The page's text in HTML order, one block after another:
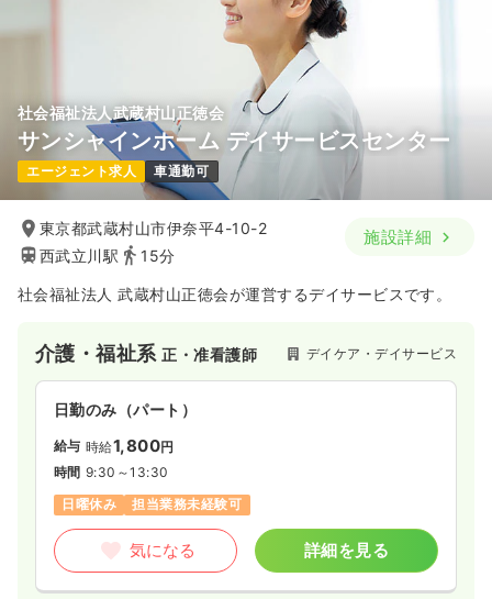
社会福祉法人武蔵村山正徳会
サンシャインホーム デイサービスセンター
エージェント求人 車通勤可
東京都武蔵村山市伊奈平4-10-2
西武立川駅
15分
施設詳細
社会福祉法人 武蔵村山正徳会が運営するデイサービスです。
介護・福祉系正・准看護師 デイケア・デイサービス
日勤のみ（パート）
給与 時給1,800円
時間 9:30～13:30
日曜休み
担当業務未経験可
気になる 詳細を見る